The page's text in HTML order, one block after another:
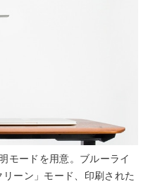
モードを用意。ブルーライ
ーン」モード、印刷された